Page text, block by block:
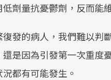
劑量抗憂鬱劑，反而能
發的病人，我們難以判
是因為引發第一次重度
都有可能發生。